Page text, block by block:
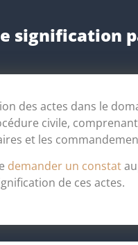
signification
des actes dans le
civile,
et les
demander un constat
de ces actes.